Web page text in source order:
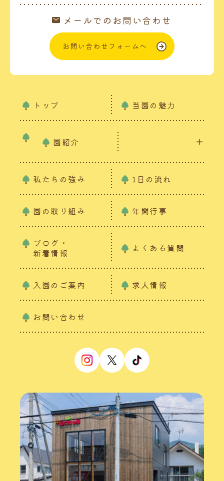
メールでのお問い合わせ
お問い合わせフォームへ
トップ 当園の魅力
園紹介
私たちの強み 1日の流れ
園の取り組み 年間行事
ブログ・
新着情報
よくある質問
入園のご案内 求人情報
お問い合わせ